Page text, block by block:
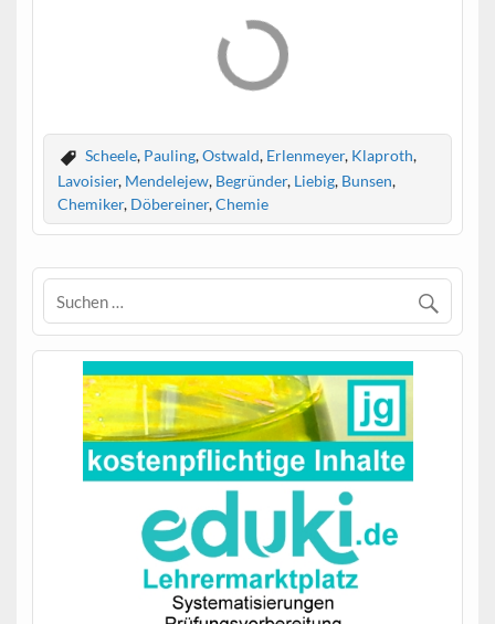
Scheele, Pauling,Ostwald, Erlenmeyer, Klaproth,
Lavoisier, Mendelejew, Begründer, Liebig, Bunsen,
Chemiker, Döbereiner,Chemie